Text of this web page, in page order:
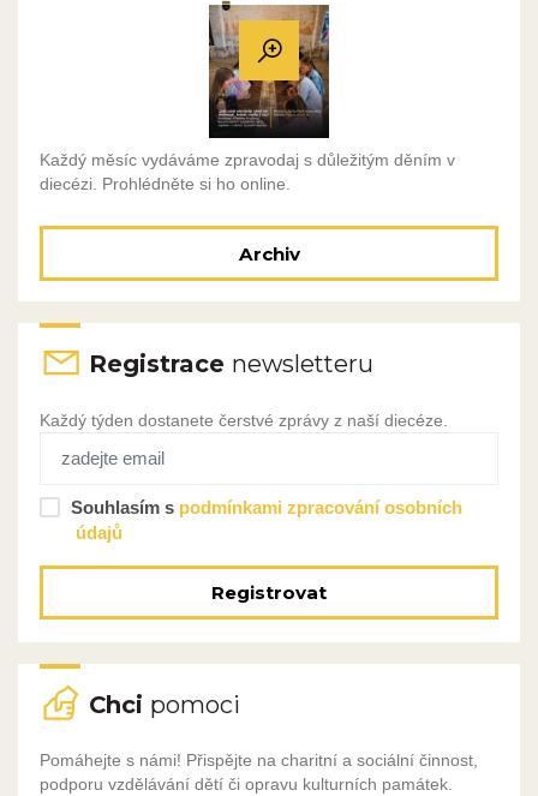
Každý měsíc vydáváme zpravodaj s důležitým děním v
diecézi. Prohlédněte si ho online.
Archiv
Registrace newsletteru
Každý týden dostanete čerstvé zprávy z naší diecéze.
Souhlasím s podmínkami zpracování osobních
údajů
Registrovat
Chci pomoci
Pomáhejte s námi! Přispějte na charitní a sociální činnost,
podporu vzdělávání dětí či opravu kulturních památek.